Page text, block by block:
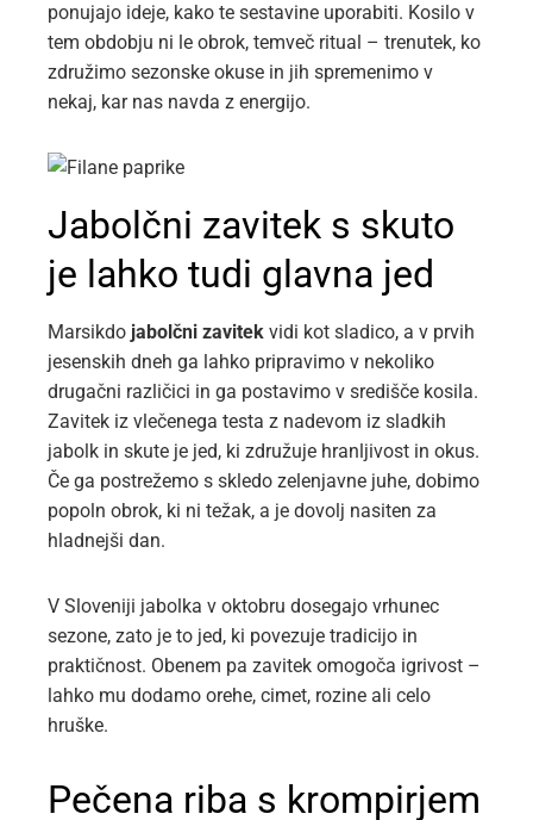
ponujajo ideje, kako te sestavine uporabiti. Kosilo v
tem obdobju ni le obrok, temveč ritual – trenutek, ko
združimo sezonske okuse in jih spremenimo v
nekaj, kar nas navda z energijo.
Jabolčni zavitek s skuto
je lahko tudi glavna jed
Marsikdo jabolčni zavitek vidi kot sladico, a v prvih
jesenskih dneh ga lahko pripravimo v nekoliko
drugačni različici in ga postavimo v središče kosila.
Zavitek iz vlečenega testa z nadevom iz sladkih
jabolk in skute je jed, ki združuje hranljivost in okus.
Če ga postrežemo s skledo zelenjavne juhe, dobimo
popoln obrok, ki ni težak, a je dovolj nasiten za
hladnejši dan.
V Sloveniji jabolka v oktobru dosegajo vrhunec
sezone, zato je to jed, ki povezuje tradicijo in
praktičnost. Obenem pa zavitek omogoča igrivost –
lahko mu dodamo orehe, cimet, rozine ali celo
hruške.
Pečena riba s krompirjem